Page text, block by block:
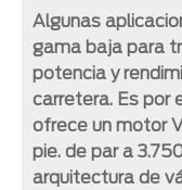
Algunas
gama baja para
potencia y
carretera. Es por
ofrece un motor
pie. de par a
arquitectura de